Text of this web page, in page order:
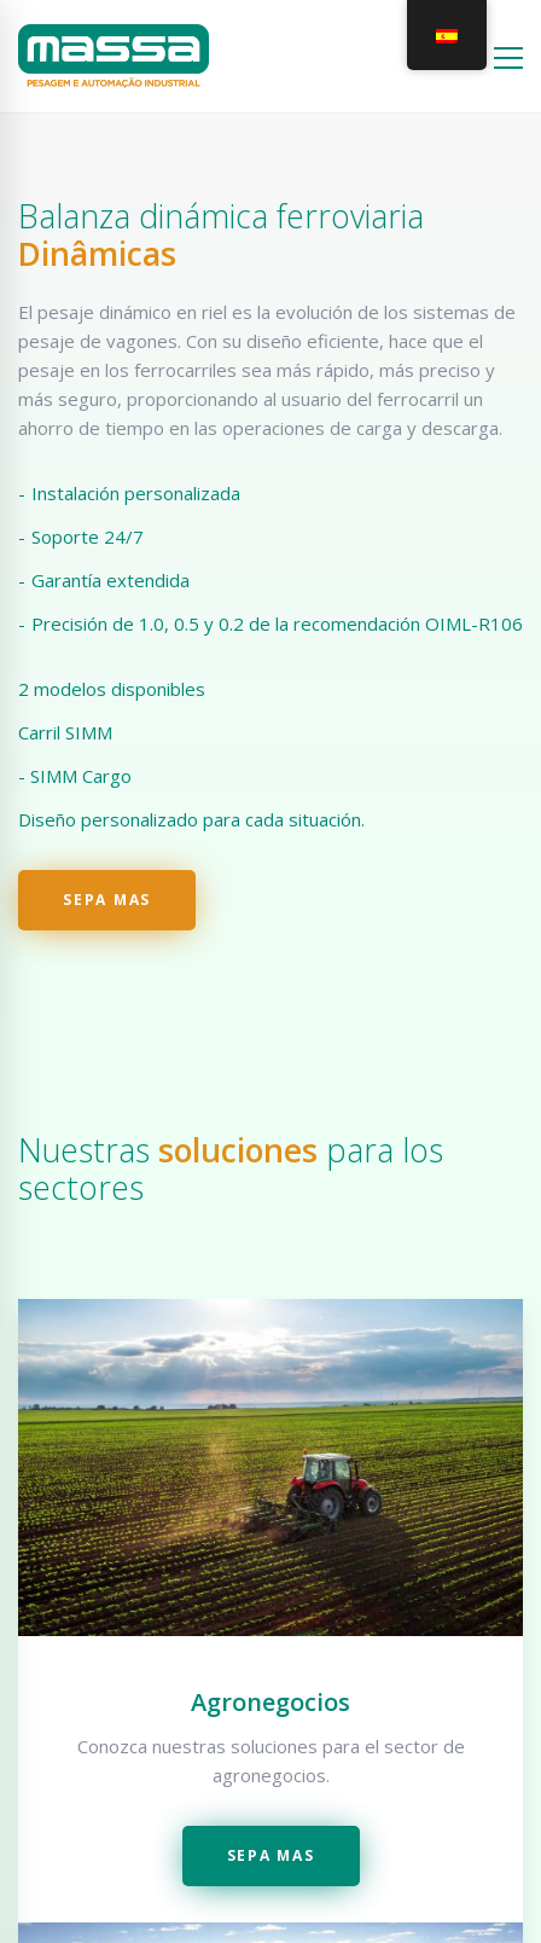
Balanza dinámica ferroviaria
Dinâmicas
El pesaje dinámico en riel es la evolución de los sistemas de
pesaje de vagones. Con su diseño eficiente, hace que el
pesaje en los ferrocarriles sea más rápido, más preciso y
más seguro, proporcionando al usuario del ferrocarril un
ahorro de tiempo en las operaciones de carga y descarga.
- Instalación personalizada
- Soporte 24/7
- Garantía extendida
- Precisión de 1.0, 0.5 y 0.2 de la recomendación OIML-R106
2 modelos disponibles
Carril SIMM
- SIMM Cargo
Diseño personalizado para cada situación.
SEPA MAS
Nuestras soluciones para los
sectores
Agronegocios
Conozca nuestras soluciones para el sector de
agronegocios.
SEPA MAS